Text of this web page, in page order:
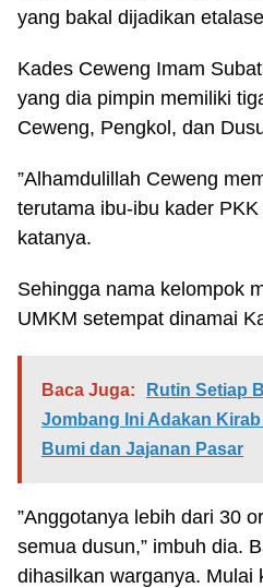
yang bakal dijadikan
Kades Ceweng Imam
yang dia pimpin memiliki
Ceweng, Pengkol, dan
”Alhamdulillah Ceweng
terutama ibu-ibu kader
katanya.
Sehingga nama kelompok
UMKM setempat dinamai
Baca Juga:
Rutin Setiap
Jombang Ini Adakan
Bumi dan Jajanan Pasar
”Anggotanya lebih dari 30
semua dusun,” imbuh dia.
dihasilkan warganya. Mulai